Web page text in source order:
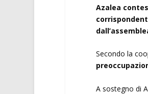
Azalea
Secondo la
A sostegno di